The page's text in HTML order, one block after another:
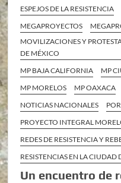
ESPEJOS DE LA RESISTENCIA
MEGAPROYECTOS
MOVILIZACIONES Y
DE MÉXICO
MP BAJA CALIFORNIA
MP
MP MORELOS
MP OAXACA
NOTICIAS NACIONALES
PROYECTO INTEGRAL
REDES DE RESISTENCIA Y
RESISTENCIAS EN LA CIUDAD
Un encuentro de